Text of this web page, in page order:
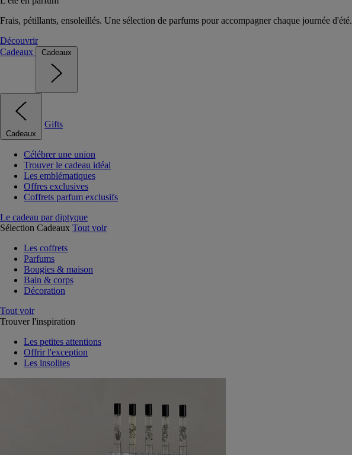
Frais, pétillants, ensoleillés. Une sélection de parfums pour accompagner chaque journée d'été.
Découvrir
Cadeaux
Cadeaux
Cadeaux
Gifts
Célébrer une union
Trouver le cadeau idéal
Les emblématiques
Offres exclusives
Coffrets parfum exclusifs
Le cadeau par diptyque
Sélection Cadeaux Tout voir
Les coffrets
Parfums
Bougies & maison
Bain & corps
Décoration
Tout voir
Trouver l'inspiration
Les petites attentions
Offrir l'exception
Les insolites